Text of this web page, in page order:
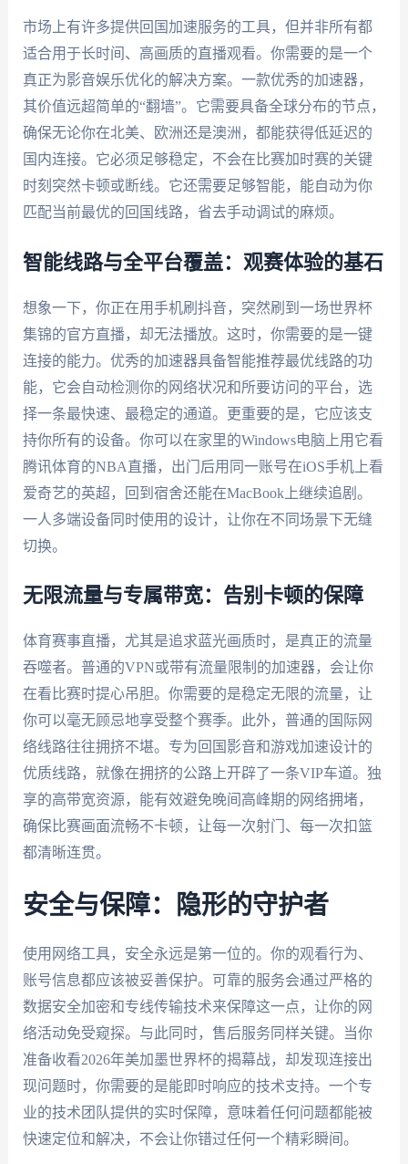
市场上有许多提供回国加速服务的工具，但并非所有都
适合用于长时间、高画质的直播观看。你需要的是一个
真正为影音娱乐优化的解决方案。一款优秀的加速器，
其价值远超简单的“翻墙”。它需要具备全球分布的节点，
确保无论你在北美、欧洲还是澳洲，都能获得低延迟的
国内连接。它必须足够稳定，不会在比赛加时赛的关键
时刻突然卡顿或断线。它还需要足够智能，能自动为你
匹配当前最优的回国线路，省去手动调试的麻烦。
智能线路与全平台覆盖：观赛体验的基石
想象一下，你正在用手机刷抖音，突然刷到一场世界杯
集锦的官方直播，却无法播放。这时，你需要的是一键
连接的能力。优秀的加速器具备智能推荐最优线路的功
能，它会自动检测你的网络状况和所要访问的平台，选
择一条最快速、最稳定的通道。更重要的是，它应该支
持你所有的设备。你可以在家里的Windows电脑上用它看
腾讯体育的NBA直播，出门后用同一账号在iOS手机上看
爱奇艺的英超，回到宿舍还能在MacBook上继续追剧。
一人多端设备同时使用的设计，让你在不同场景下无缝
切换。
无限流量与专属带宽：告别卡顿的保障
体育赛事直播，尤其是追求蓝光画质时，是真正的流量
吞噬者。普通的VPN或带有流量限制的加速器，会让你
在看比赛时提心吊胆。你需要的是稳定无限的流量，让
你可以毫无顾忌地享受整个赛季。此外，普通的国际网
络线路往往拥挤不堪。专为回国影音和游戏加速设计的
优质线路，就像在拥挤的公路上开辟了一条VIP车道。独
享的高带宽资源，能有效避免晚间高峰期的网络拥堵，
确保比赛画面流畅不卡顿，让每一次射门、每一次扣篮
都清晰连贯。
安全与保障：隐形的守护者
使用网络工具，安全永远是第一位的。你的观看行为、
账号信息都应该被妥善保护。可靠的服务会通过严格的
数据安全加密和专线传输技术来保障这一点，让你的网
络活动免受窥探。与此同时，售后服务同样关键。当你
准备收看2026年美加墨世界杯的揭幕战，却发现连接出
现问题时，你需要的是能即时响应的技术支持。一个专
业的技术团队提供的实时保障，意味着任何问题都能被
快速定位和解决，不会让你错过任何一个精彩瞬间。